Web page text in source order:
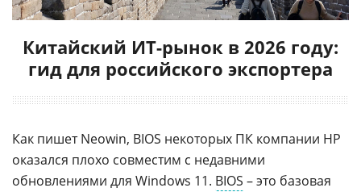
Китайский ИТ-рынок в 2026 году:
гид для российского экспортера
Как пишет Neowin, BIOS некоторых ПК компании HP
оказался плохо совместим с недавними
обновлениями для Windows 11. BIOS – это базовая